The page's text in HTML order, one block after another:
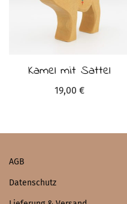
Kamel mit Sattel
19,00 €
AGB
Datenschutz